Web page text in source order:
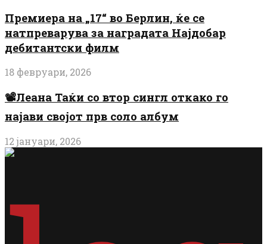
Премиера на „17“ во Берлин, ќе се
натпреварува за наградата Најдобар
дебитантски филм
18 февруари, 2026
📽️Леана Таќи со втор сингл откако го
најави својот прв соло албум
12 јануари, 2026